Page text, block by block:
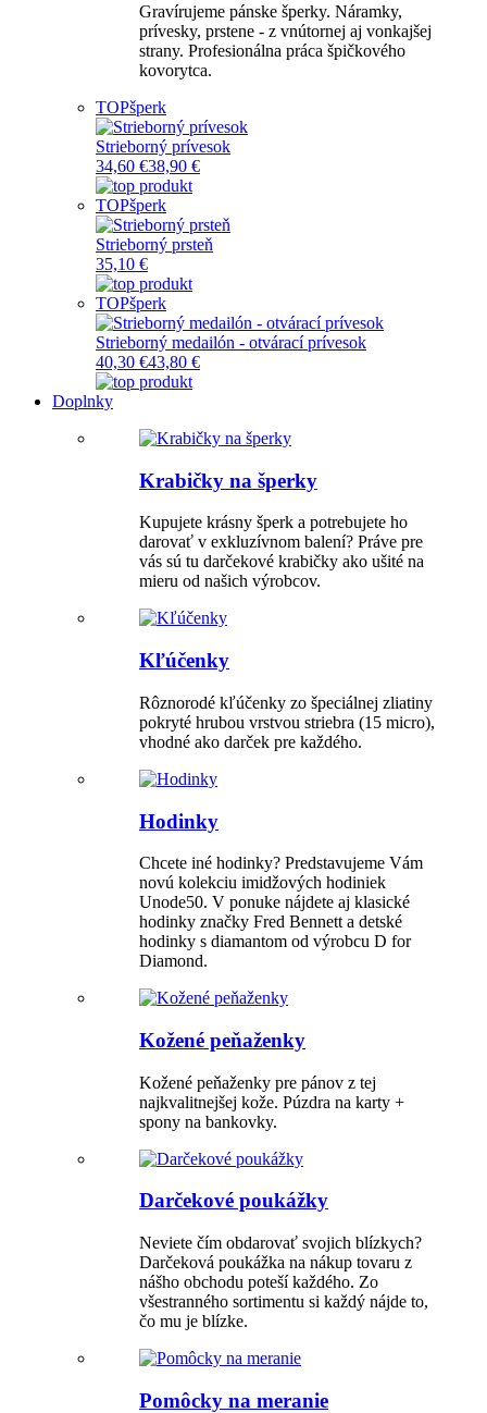
Gravírujeme pánske šperky. Náramky,
prívesky, prstene - z vnútornej aj vonkajšej
strany. Profesionálna práca špičkového
kovorytca.
TOPšperk
Strieborný prívesok
34,60 €38,90 €
TOPšperk
Strieborný prsteň
35,10 €
TOPšperk
Strieborný medailón - otvárací prívesok
40,30 €43,80 €
Doplnky
Krabičky na šperky
Kupujete krásny šperk a potrebujete ho
darovať v exkluzívnom balení? Práve pre
vás sú tu darčekové krabičky ako ušité na
mieru od našich výrobcov.
Kľúčenky
Rôznorodé kľúčenky zo špeciálnej zliatiny
pokryté hrubou vrstvou striebra (15 micro),
vhodné ako darček pre každého.
Hodinky
Chcete iné hodinky? Predstavujeme Vám
novú kolekciu imidžových hodiniek
Unode50. V ponuke nájdete aj klasické
hodinky značky Fred Bennett a detské
hodinky s diamantom od výrobcu D for
Diamond.
Kožené peňaženky
Kožené peňaženky pre pánov z tej
najkvalitnejšej kože. Púzdra na karty +
spony na bankovky.
Darčekové poukážky
Neviete čím obdarovať svojich blízkych?
Darčeková poukážka na nákup tovaru z
nášho obchodu poteší každého. Zo
všestranného sortimentu si každý nájde to,
čo mu je blízke.
Pomôcky na meranie